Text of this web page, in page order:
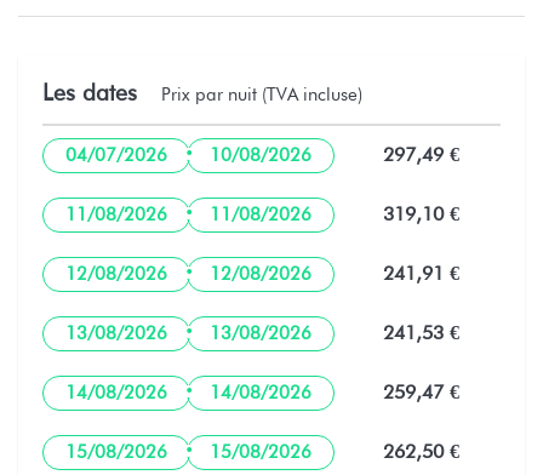
Les dates Prix par nuit (TVA incluse)
04/07/2026 · 10/08/2026 297,49 €
11/08/2026 · 11/08/2026 319,10 €
12/08/2026 · 12/08/2026 241,91 €
13/08/2026 · 13/08/2026 241,53 €
14/08/2026 · 14/08/2026 259,47 €
15/08/2026 · 15/08/2026 262,50 €